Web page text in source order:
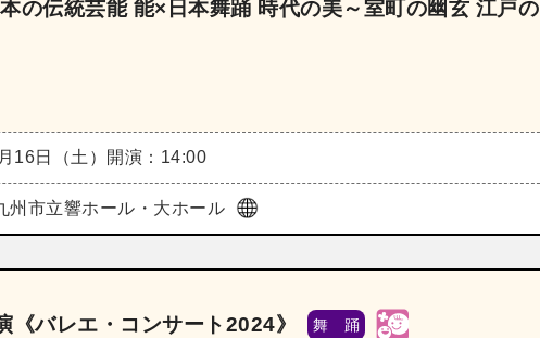
の伝統芸能 能×日本舞踊 時代の美～室町の幽玄 江戸の
16日（土） 開演：14:00
州市立響ホール・大ホール
バレエ・コンサート2024》 舞 踊